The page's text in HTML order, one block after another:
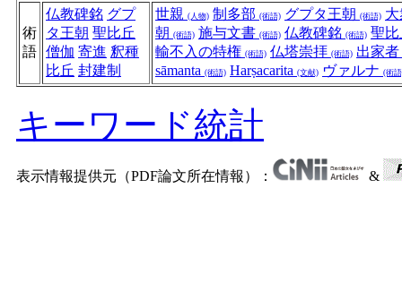
術
語
仏教碑銘 グプ
タ王朝 聖比丘
僧伽 寄進 釈種
比丘 封建制
世親 (人物) 制多部 (術語) グプタ王朝 (術語)
朝 (術語) 施与文書 (術語) 仏教碑銘 (術語) 聖
輸不入の特権 (術語) 仏塔崇拝 (術語) 出家者
sāmanta (術語) Harṣacarita (文献) ヴァルナ (術
キーワード統計
表示情報提供元（PDF論文所在情報）： &